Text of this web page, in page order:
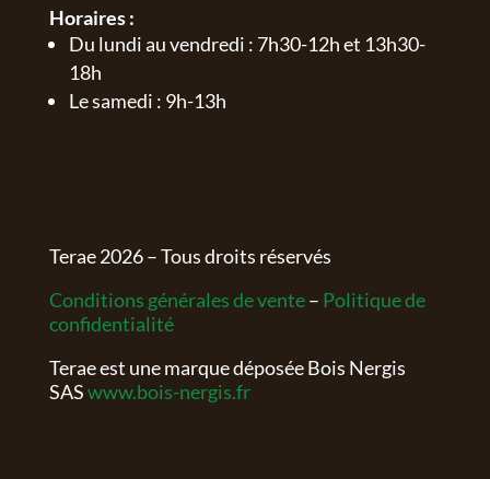
Horaires :
Du lundi au vendredi : 7h30-12h et 13h30-
18h
Le samedi : 9h-13h
Terae2026– Tous droits réservés
Conditions générales de vente– Politique de
confidentialité
Terae est une marque déposée Bois Nergis
SASwww.bois-nergis.fr